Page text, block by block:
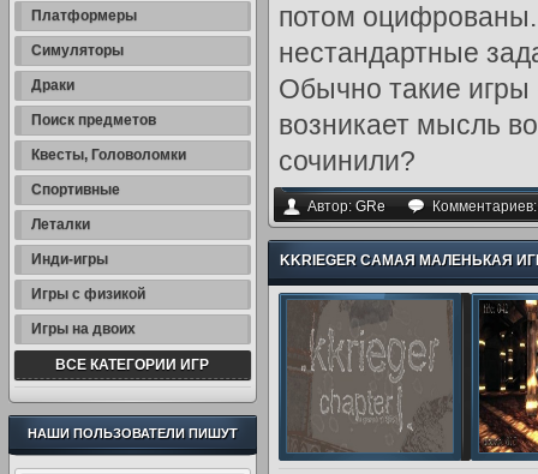
потом
нестандартные
Обычно такие игры
возникает мысль
сочинили?
Автор: GRe
KKRIEGER САМАЯ МАЛЕНЬКАЯ
Платформеры
Симуляторы
Драки
Поиск предметов
Квесты, Головоломки
Спортивные
Леталки
Инди-игры
Игры с физикой
Игры на двоих
ВСЕ КАТЕГОРИИ ИГР
НАШИ ПОЛЬЗОВАТЕЛИ ПИШУТ